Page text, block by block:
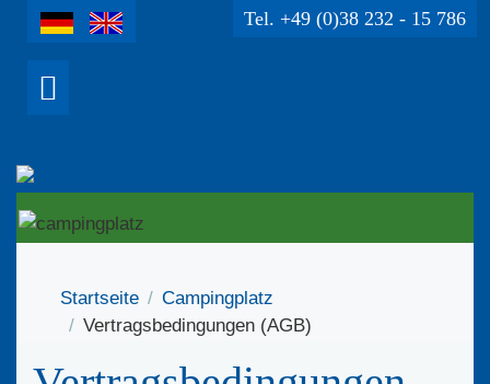
Tel. +49 (0)38 232 - 15 786
Startseite
Campingplatz
Vertragsbedingungen (AGB)